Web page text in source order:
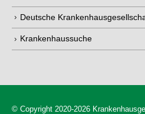
Deutsche
Krankenhaussuche
© Copyright 2020-2026